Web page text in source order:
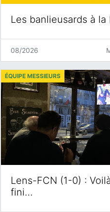
Les banlieusards à la
08/2026
Lens-FCN (1-0) :
fini…
ÉQUIPE MESSIEURS